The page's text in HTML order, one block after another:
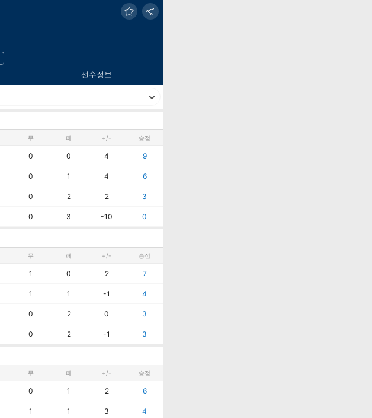
선수정보
무 패 +/- 승점
0 0 4 9
0 1 4 6
0 2 2 3
0 3 -10 0
무 패 +/- 승점
1 0 2 7
1 1 -1 4
0 2 0 3
0 2 -1 3
무 패 +/- 승점
0 1 2 6
1 1 3 4